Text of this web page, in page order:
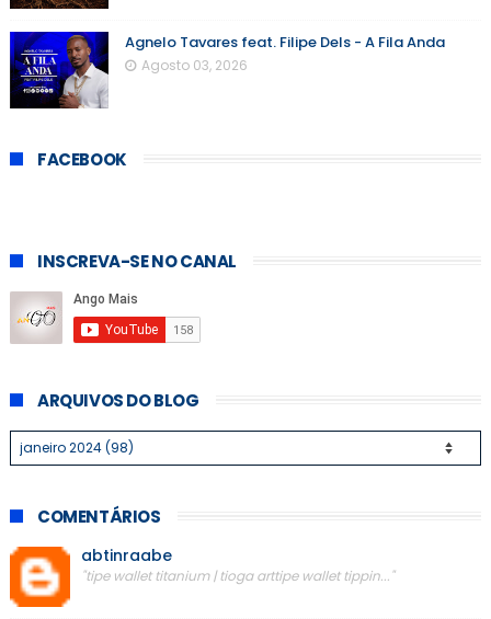
Agnelo Tavares feat. Filipe Dels - A Fila Anda
Agosto 03, 2026
FACEBOOK
INSCREVA-SE NO CANAL
ARQUIVOS DO BLOG
COMENTÁRIOS
abtinraabe
"tipe wallet titanium | tioga arttipe wallet tippin..."